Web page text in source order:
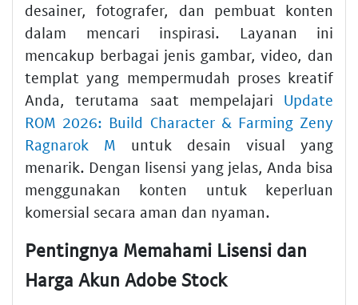
desainer, fotografer, dan pembuat konten
dalam mencari inspirasi. Layanan ini
mencakup berbagai jenis gambar, video, dan
templat yang mempermudah proses kreatif
Anda, terutama saat mempelajari Update
ROM 2026: Build Character & Farming Zeny
Ragnarok M untuk desain visual yang
menarik. Dengan lisensi yang jelas, Anda bisa
menggunakan konten untuk keperluan
komersial secara aman dan nyaman.
Pentingnya Memahami Lisensi dan
Harga Akun Adobe Stock